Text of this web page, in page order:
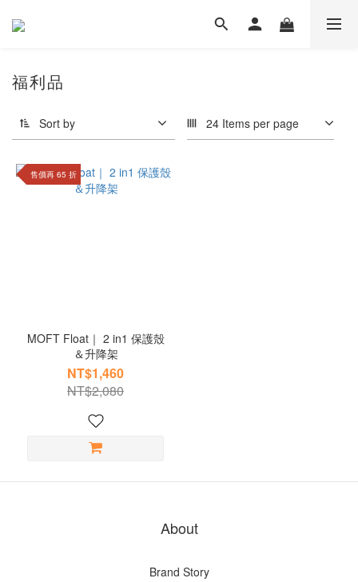
福利品
Sort by 24 Items per page
售價再 65 折
MOFT Float｜ 2 in1 保護殼
＆升降架
NT$1,460
NT$2,080
About
Brand Story